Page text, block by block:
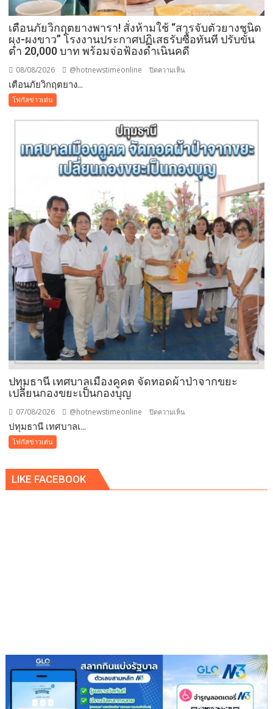
ขนาน
มหกรรม
พืช
สวน
เตือนภัยวิกฤตยางพารา! สั่งห้ามใช้ “สารจับตัวยางชนิด
ผง-ผงขาว” โรงงานประกาศปฏิเสธรับซื้อทันที ปรับขั้น
ต่ำ 20,000 บาท พร้อมจ่อฟ้องดำเนินคดี
08/08/2026 @hotnewstimeonline ปิดความเห็น
ยางพารา!
ห้าม
ใช้
“สาร
จับ
ตัว
ยาง
ชนิด
ผง-
ผงขาว”
โรงงาน
ประกาศ
ปฏิเสธ
รับ
ซื้อ
ขั้น
ต่ำ
เตือนภัยวิกฤตยาง...
โฟกัสข่าวเด่น
ปทุมธานี เทศบาลเมืองคูคต จัดทอดผ้าป่าจากขยะ
เปลี่ยนกองขยะเป็นกองบุญ
07/08/2026 @hotnewstimeonline ปิดความเห็น
ทอด
ปทุมธานี เทศบาลเ...
โฟกัสข่าวเด่น
LIKE FACEBOOK